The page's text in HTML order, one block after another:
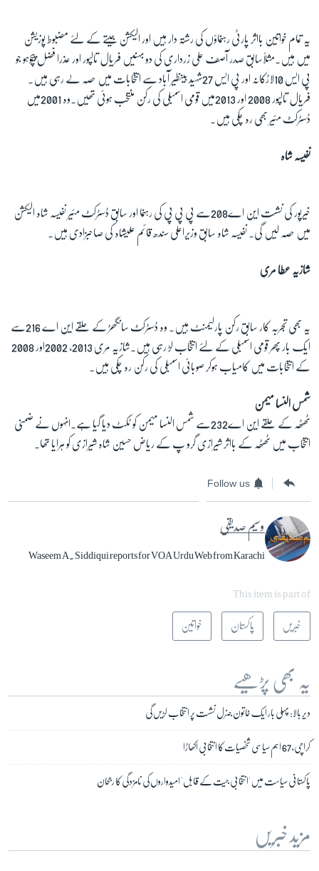
یہ تمام خواتین بااثر پارٹی رہنماؤں کی رشتہ دار ہیں اور الیکشن جیتے کے لئے مضبوط پوزیشن
میں ہیں۔مثلاًسابق صدر آصف علی زرداری کی دو بہنیں فریال تالپور اور عذرا فضل پیچوہو جو
پی ایس 10لاڑکانہ اور پی ایس 27شہید بینظیر آباد سے انتخابات میں حصہ لے رہی ہیں۔
فریال تالپور 2008 اور 2013میں قومی اسمبلی کی رکن منتخب ہوئی تھیں۔وہ 2001میں
ڈسٹرکٹ مئیر بھی رہ چکی ہیں۔
نفیسہ شاہ
خیرپور کی نشست این اے208سے پی پی پی کی رہنما اور سابق ڈسٹرکٹ مئیر نفیسہ شاہ الیکشن
میں حصہ لیں گی۔ نفیسہ شاہ سابق وزیراعلی سندھ قائم علیشاہ کی صاحبزادی ہیں۔
شازیہ عطا مری
یہ بھی تجربہ کار سابق رکن پارلیمنٹ ہیں۔ وہ ڈسٹرکٹ سانگھڑ کے حلقے این اے 216سے
ایک بار پھر قومی اسمبلی کے لئے انتخاب لڑ رہی ہیں۔شازیہ مری 2013، 2002اور 2008
کے انتخابات میں کامیاب ہوکر صوبائی اسمبلی کی رکن رہ چکی ہیں۔
شمس النسا میمن
ٹھٹھہ کے حلقے این اے232سے شمس النسا میمن کو ٹکٹ دیا گیا ہے۔انہوں نے ضمنی
انتخاب میں ٹھٹھہ کے بااثر شیرازی گرو پ کے ریاض حسین شاہ شیرازی کو ہرایا تھا۔
Follow us
وسیم صدیقی
Waseem A. Siddiqui reports for VOA Urdu Web from Karachi
This item is part of
خبریں پاکستان خواتین
یہ بھی پڑھیے
دیر بالا: پہلی بار ایک خاتون جنرل نشست پر انتخاب لڑیں گی
کراچی، 67 اہم سیاسی شخصیات کا انتخابی اکھاڑا
پاکستانی سیاست میں 'انتخابی جیت کے قابل' امیدواروں کی نامزدگی کا رجحان
مزید خبریں